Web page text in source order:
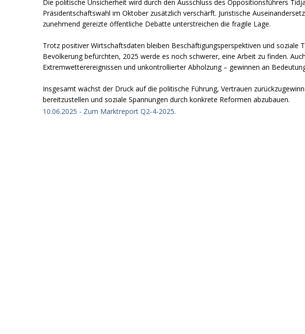
Die politische Unsicherheit wird durch den Ausschluss des Oppositionsführers
Präsidentschaftswahl im Oktober zusätzlich verschärft. Juristische
zunehmend gereizte öffentliche Debatte unterstreichen die fragile Lage.
Trotz positiver Wirtschaftsdaten bleiben Beschäftigungsperspektiven und soziale
Bevölkerung befürchten, 2025 werde es noch schwerer, eine Arbeit zu finden.
Extremwetterereignissen und unkontrollierter Abholzung – gewinnen an
Insgesamt wächst der Druck auf die politische Führung, Vertrauen
bereitzustellen und soziale Spannungen durch konkrete Reformen abzubauen.
10.06.2025 - Zum Marktreport Q2-4-2025.